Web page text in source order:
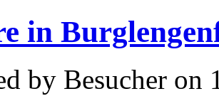
in
by Besucher